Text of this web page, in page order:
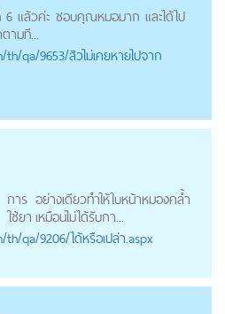
6 แล้วค่ะ ชอบคุณหมอมาก และได้ไป
ามที...
/th/qa/9653/สิวไม่เคยหายไปจาก
การ
ใช้ยา
อย่างเดียวทำให้ใบหน้าหมองคล้ำ
เหมือนไม่ได้รับกา...
/th/qa/9206/ได้หรือเปล่า.aspx